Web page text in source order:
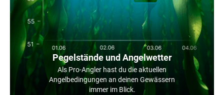
Pegelstände und Angelwetter
Als Pro-Angler hast du die aktuellen
Angelbedingungen an deinen Gewässern
immer im Blick.